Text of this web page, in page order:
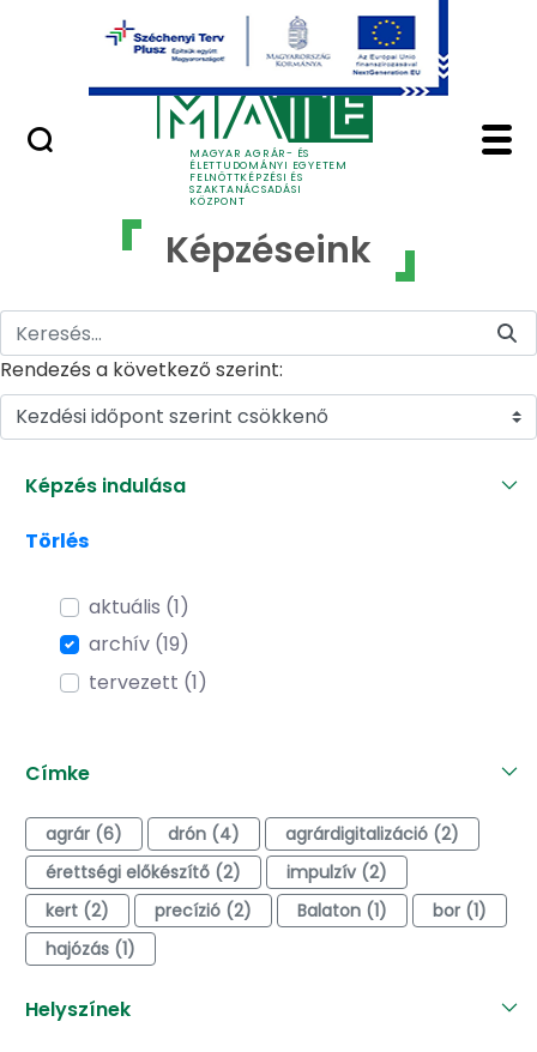
Ugrás a fő tartalomhoz
MAGYAR AGRÁR- ÉS
ÉLETTUDOMÁNYI EGYETEM
FELNŐTTKÉPZÉSI ÉS
SZAKTANÁCSADÁSI
KÖZPONT
Képzéseink - MATE
Képzéseink
Rendezés a következő szerint:
Kezdési időpont szerint csökkenő
Képzés indulása
Törlés
aktuális (1)
archív (19)
tervezett (1)
Címke
agrár (6) drón (4)
agrárdigitalizáció (2)
érettségi előkészítő (2)
impulzív (2)
kert (2)
precízió (2) Balaton (1)
bor (1)
hajózás (1)
Helyszínek